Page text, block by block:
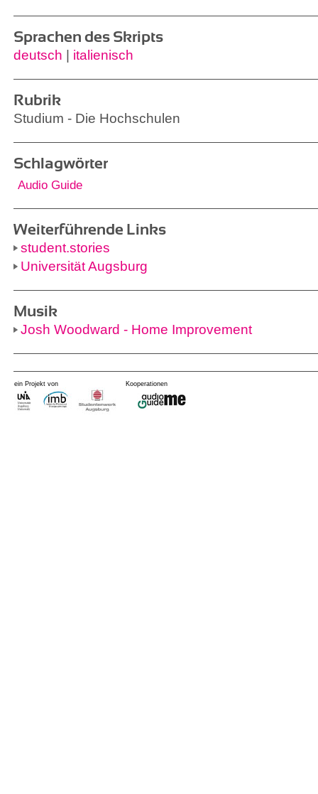
Sprachen des Skripts
deutsch italienisch
Rubrik
Studium - Die Hochschulen
Schlagwörter
Audio Guide
Weiterführende Links
student.stories
Universität Augsburg
Musik
Josh Woodward - Home Improvement
ein Projekt von Kooperationen